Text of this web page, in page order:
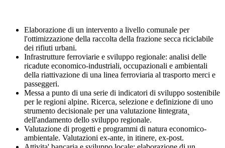
Elaborazione di un intervento a livello comunale per
l'ottimizzazione della raccolta della frazione secca riciclabile
dei rifiuti urbani.
Infrastrutture ferroviarie e sviluppo regionale: analisi delle
ricadute economico-industriali, occupazionali e ambientali
della riattivazione di una linea ferroviaria al trasporto merci e
passeggeri.
Messa a punto di una serie di indicatori di sviluppo sostenibile
per le regioni alpine. Ricerca, selezione e definizione di uno
strumento decisionale per una valutazione łintegrata˛
dell'andamento dello sviluppo regionale.
Valutazione di progetti e programmi di natura economico-
ambientale. Valutazioni ex-ante, in itinere, ex-post.